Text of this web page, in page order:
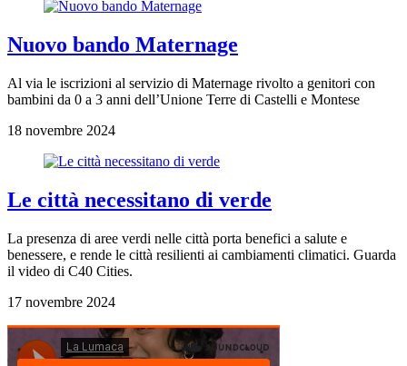
Nuovo bando Maternage
Al via le iscrizioni al servizio di Maternage rivolto a genitori con
bambini da 0 a 3 anni dell’Unione Terre di Castelli e Montese
18 novembre 2024
Le città necessitano di verde
La presenza di aree verdi nelle città porta benefici a salute e
benessere, e rende le città resilienti ai cambiamenti climatici. Guarda
il video di C40 Cities.
17 novembre 2024